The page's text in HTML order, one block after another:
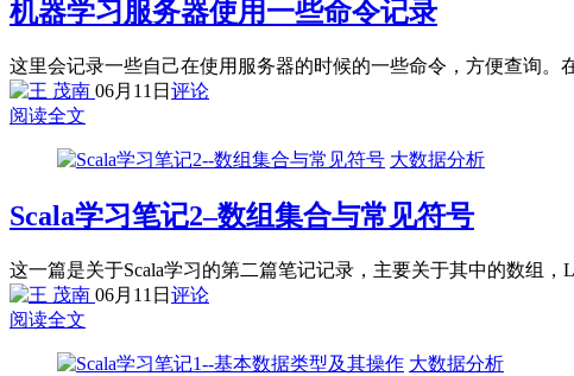
机器学习服务器使用一些命令记录
这里会记录一些自己在使用服务器的时候的一些命令，方便查询。
06月11日 评论
阅读全文
大数据分析
Scala学习笔记2–数组集合与常见符号
这一篇是关于Scala学习的第二篇笔记记录，主要关于其中的数组，
06月11日 评论
阅读全文
大数据分析